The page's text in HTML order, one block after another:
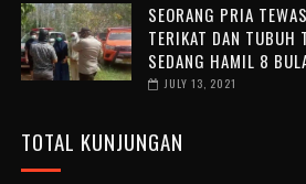
SEORANG PRIA
TERIKAT DAN TUBUH
SEDANG HAMIL 8
JULY 13, 2021
TOTAL KUNJUNGAN